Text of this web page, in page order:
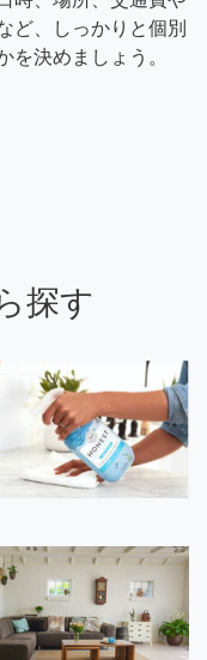
ど、しっかりと個別
を決めましょう。
探す